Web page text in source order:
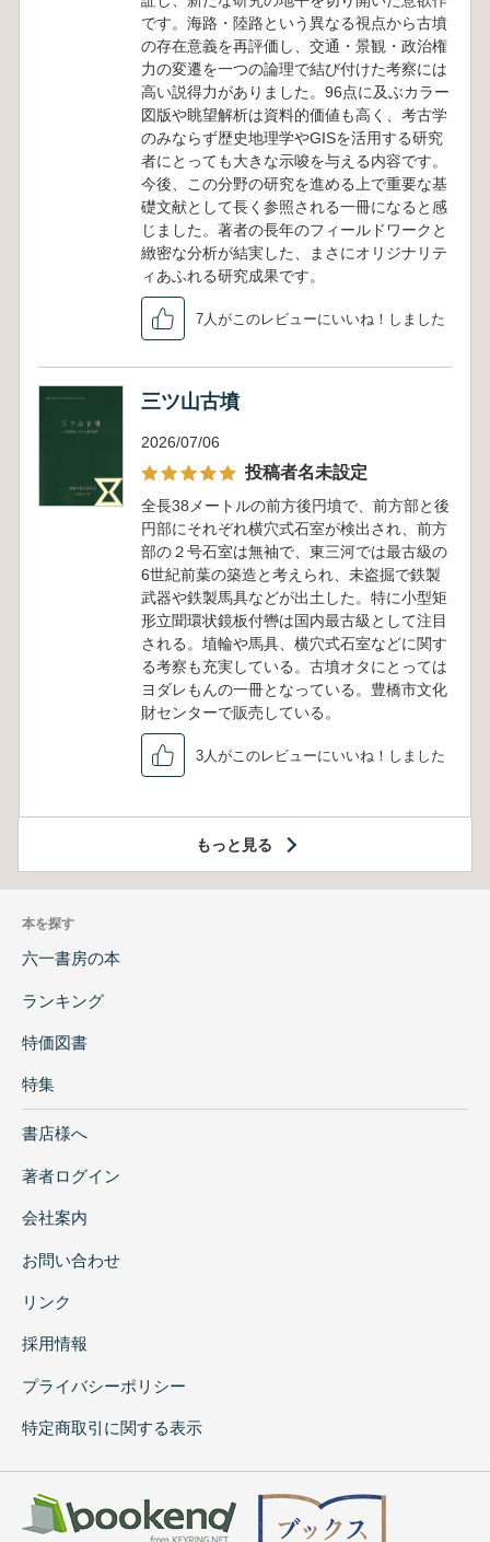
です。海路・陸路という異なる視点から古墳
の存在意義を再評価し、交通・景観・政治権
力の変遷を一つの論理で結び付けた考察には
高い説得力がありました。96点に及ぶカラー
図版や眺望解析は資料的価値も高く、考古学
のみならず歴史地理学やGISを活用する研究
者にとっても大きな示唆を与える内容です。
今後、この分野の研究を進める上で重要な基
礎文献として長く参照される一冊になると感
じました。著者の長年のフィールドワークと
緻密な分析が結実した、まさにオリジナリテ
ィあふれる研究成果です。
7人がこのレビューにいいね！しました
三ツ山古墳
2026/07/06
投稿者名未設定
全長38メートルの前方後円墳で、前方部と後
円部にそれぞれ横穴式石室が検出され、前方
部の２号石室は無袖で、東三河では最古級の
6世紀前葉の築造と考えられ、未盗掘で鉄製
武器や鉄製馬具などが出土した。特に小型矩
形立聞環状鏡板付轡は国内最古級として注目
される。埴輪や馬具、横穴式石室などに関す
る考察も充実している。古墳オタにとっては
ヨダレもんの一冊となっている。豊橋市文化
財センターで販売している。
3人がこのレビューにいいね！しました
もっと見る
本を探す
六一書房の本
ランキング
特価図書
特集
書店様へ
著者ログイン
会社案内
お問い合わせ
リンク
採用情報
プライバシーポリシー
特定商取引に関する表示